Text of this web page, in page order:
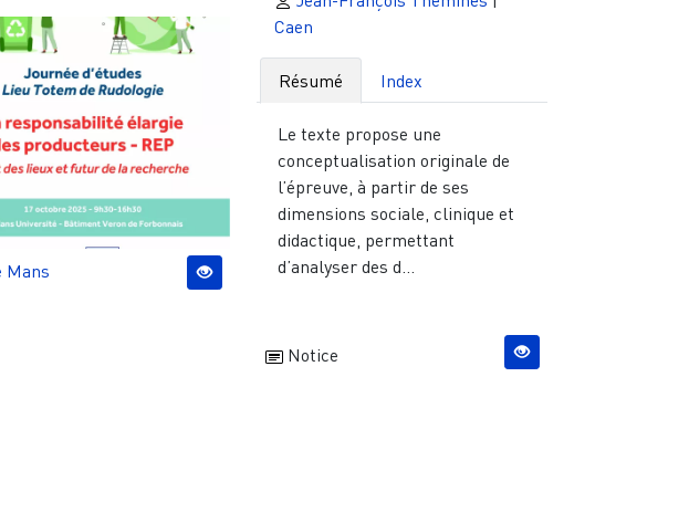
Mans
Caen
Résumé Index
Le texte propose une
conceptualisation originale de
l’épreuve, à partir de ses
dimensions sociale, clinique et
didactique, permettant
d’analyser des d...
Notice